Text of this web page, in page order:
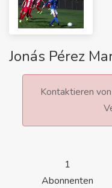
Jonás Pérez
Kontaktieren
1
Abonnenten